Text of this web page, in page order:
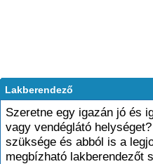
Lakberendező
Szeretne egy igazán jó és
vagy vendéglátó
szüksége és abból is a
megbízható lakberendezőt